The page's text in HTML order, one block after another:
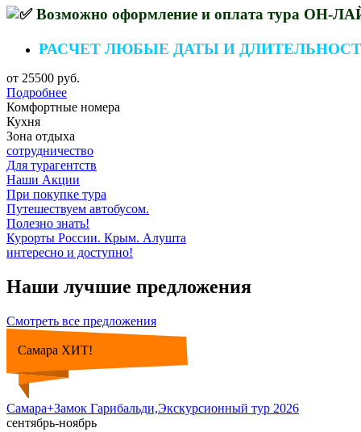
Возможно оформление и оплата тура ОН-
РАСЧЕТ ЛЮБЫЕ ДАТЫ И
от 25500 руб.
Подробнее
Комфортные номера
Кухня
Зона отдыха
сотрудничество
Для турагентств
Наши Акции
При покупке тура
Путешествуем автобусом.
Полезно знать!
Курорты России. Крым. Алушта
интересно и доступно!
Наши лучшие предложения
Смотреть все предложения
Самара ХИТ!
Самара+Замок Гарибальди,Экскурсионный тур 2026
сентябрь-ноябрь